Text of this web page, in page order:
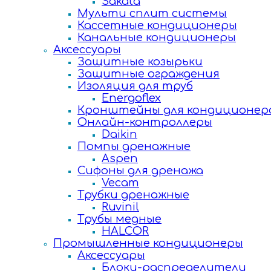
Мульти сплит системы
Кассетные кондиционеры
Канальные кондиционеры
Аксессуары
Защитные козырьки
Защитные ограждения
Изоляция для труб
Energoflex
Кронштейны для
Онлайн-контроллеры
Daikin
Помпы дренажные
Aspen
Сифоны для дренажа
Vecam
Трубки дренажные
Ruvinil
Трубы медные
HALCOR
Промышленные кондиционеры
Аксессуары
Блоки-распределители